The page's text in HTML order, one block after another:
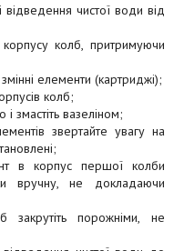
чистої води від
колб, притримуючи
змінні елементи (картриджі);
колб;
і змастіть вазеліном;
звертайте увагу на
в корпус першої колби
вручну, не докладаючи
закрутіть порожніми, не